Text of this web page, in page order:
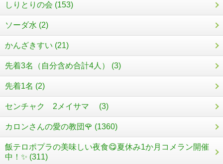
しりとりの会 (153)
ソーダ水 (2)
かんざきすい (21)
先着3名（自分含め合計4人） (3)
先着1名 (2)
センチャク 2メイサマ (3)
カロンさんの愛の教団🌹 (1360)
飯テロポプラの美味しい夜食😋夏休み1か月コメラン開催
中！✨ (311)